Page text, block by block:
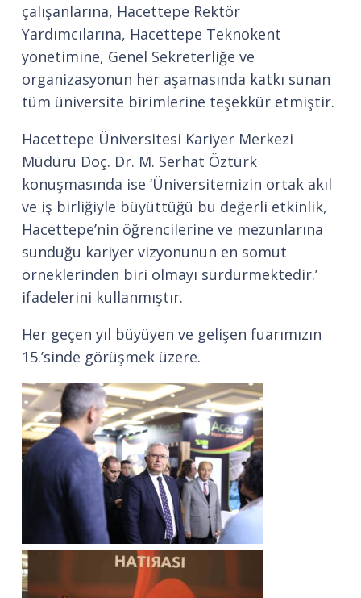
çalışanlarına, Hacettepe Rektör
Yardımcılarına, Hacettepe Teknokent
yönetimine, Genel Sekreterliğe ve
organizasyonun her aşamasında katkı sunan
tüm üniversite birimlerine teşekkür etmiştir.
Hacettepe Üniversitesi Kariyer Merkezi
Müdürü Doç. Dr. M. Serhat Öztürk
konuşmasında ise ‘Üniversitemizin ortak akıl
ve iş birliğiyle büyüttüğü bu değerli etkinlik,
Hacettepe’nin öğrencilerine ve mezunlarına
sunduğu kariyer vizyonunun en somut
örneklerinden biri olmayı sürdürmektedir.’
ifadelerini kullanmıştır.
Her geçen yıl büyüyen ve gelişen fuarımızın
15.’sinde görüşmek üzere.